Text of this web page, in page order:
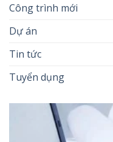
Công trình mới
Dự án
Tin tức
Tuyển dụng